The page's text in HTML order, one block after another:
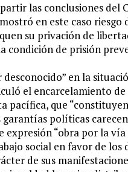
las conclusiones del
en este caso riesgo
su privación de
condición de prisión
en la
el encarcelamiento
pacífica, que
políticas
expresión “obra por la
social en favor de los
de sus